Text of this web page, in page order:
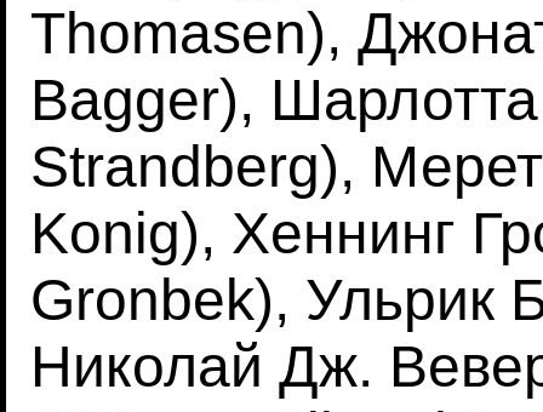
Thomasen),
Bagger),
Strandberg),
Konig), Хеннинг
Gronbek), Ульрик
Николай Дж.